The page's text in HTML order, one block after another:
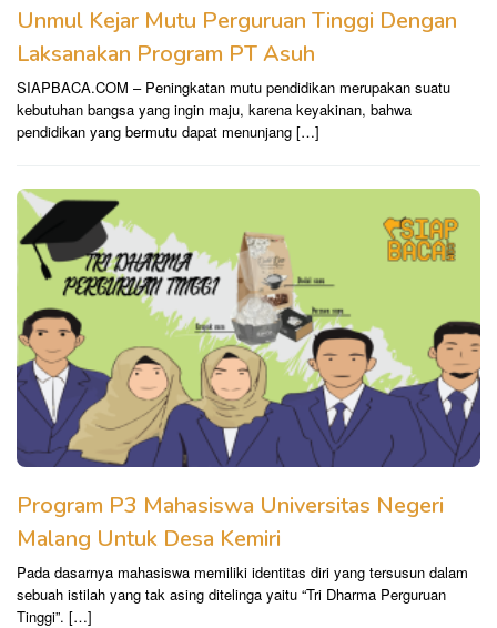
Unmul Kejar Mutu Perguruan Tinggi Dengan
Laksanakan Program PT Asuh
SIAPBACA.COM – Peningkatan mutu pendidikan merupakan suatu
kebutuhan bangsa yang ingin maju, karena keyakinan, bahwa
pendidikan yang bermutu dapat menunjang […]
Program P3 Mahasiswa Universitas Negeri
Malang Untuk Desa Kemiri
Pada dasarnya mahasiswa memiliki identitas diri yang tersusun dalam
sebuah istilah yang tak asing ditelinga yaitu “Tri Dharma Perguruan
Tinggi”. […]